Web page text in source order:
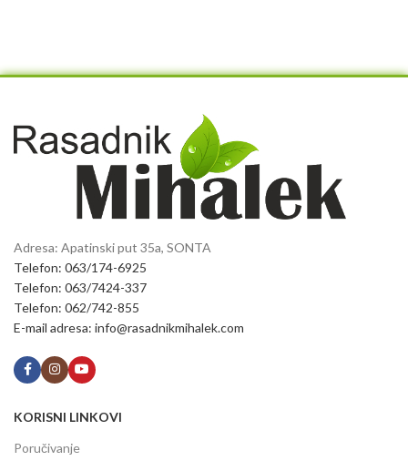
Adresa: Apatinski put 35a, SONTA
Telefon: 063/174-6925
Telefon: 063/7424-337
Telefon: 062/742-855
E-mail adresa: info@rasadnikmihalek.com
KORISNI LINKOVI
Poručivanje